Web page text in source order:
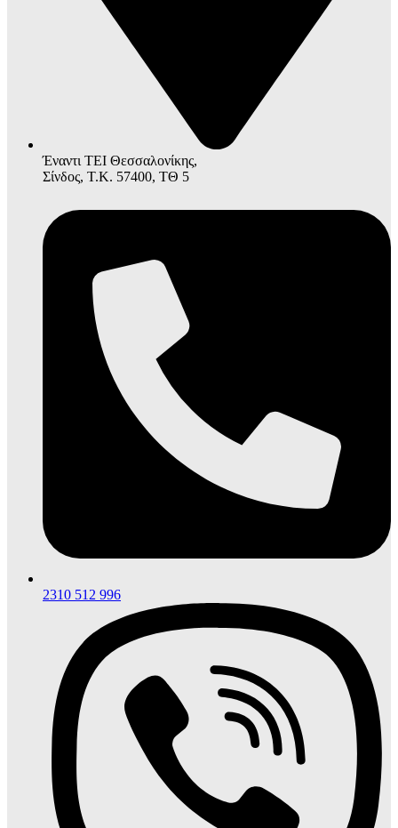
Έναντι ΤΕΙ Θεσσαλονίκης,
Σίνδος, Τ.Κ. 57400, ΤΘ 5
2310 512 996